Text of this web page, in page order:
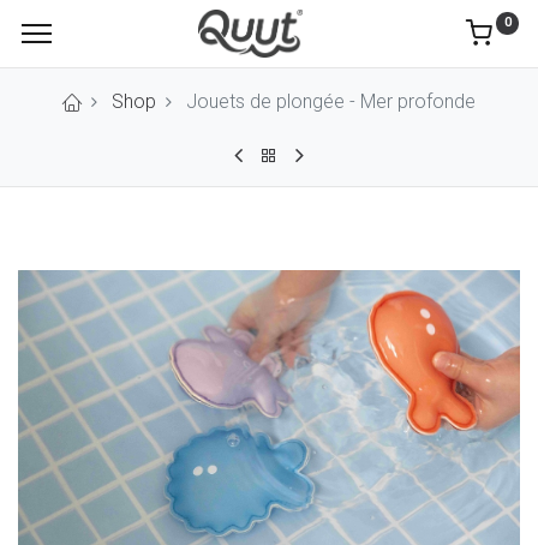
0
Shop Jouets de plongée - Mer profonde